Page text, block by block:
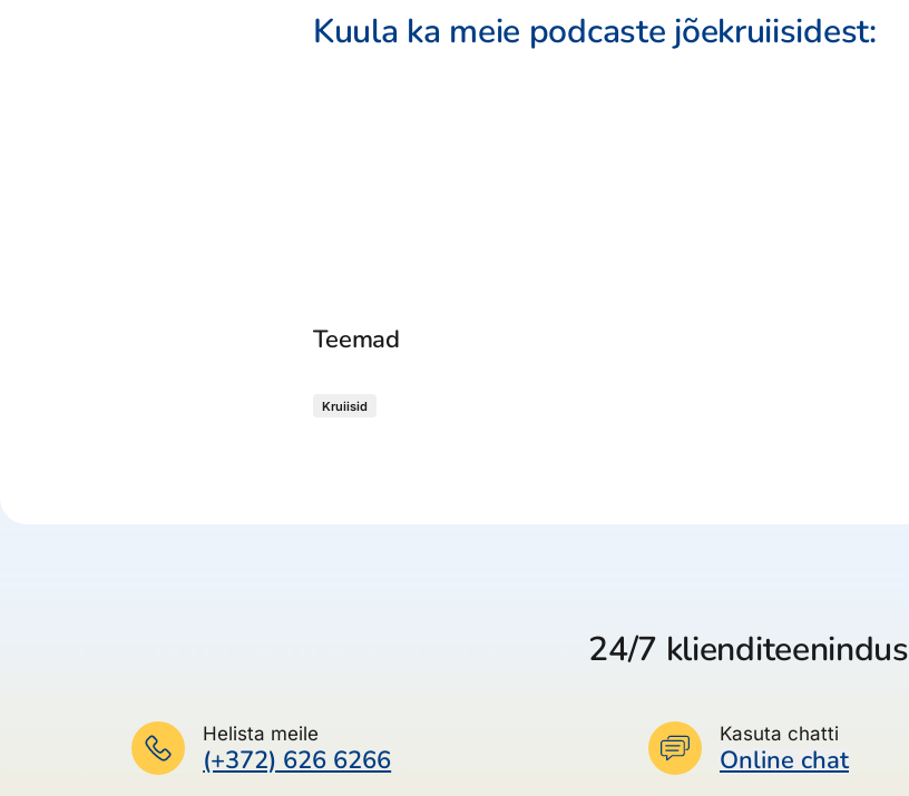
Kuula ka meie podcaste jõekruiisidest:
Teemad
Kruiisid
24/7 klienditeenindus
Helista meile
(+372) 626 6266
Kasuta chatti
Online chat